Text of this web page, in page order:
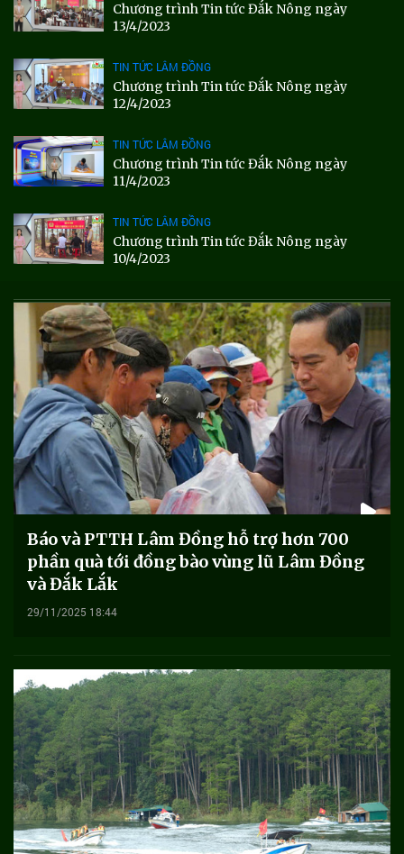
Chương trình Tin tức Đắk Nông ngày
13/4/2023
TIN TỨC LÂM ĐỒNG
Chương trình Tin tức Đắk Nông ngày
12/4/2023
TIN TỨC LÂM ĐỒNG
Chương trình Tin tức Đắk Nông ngày
11/4/2023
TIN TỨC LÂM ĐỒNG
Chương trình Tin tức Đắk Nông ngày
10/4/2023
Báo và PTTH Lâm Đồng hỗ trợ hơn 700
phần quà tới đồng bào vùng lũ Lâm Đồng
và Đắk Lắk
29/11/2025 18:44